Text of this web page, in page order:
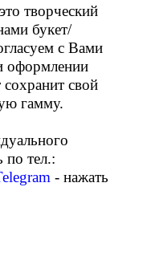
творческий
букет/
с Вами
оформлении
свой
гамму.
по тел.:
- нажать